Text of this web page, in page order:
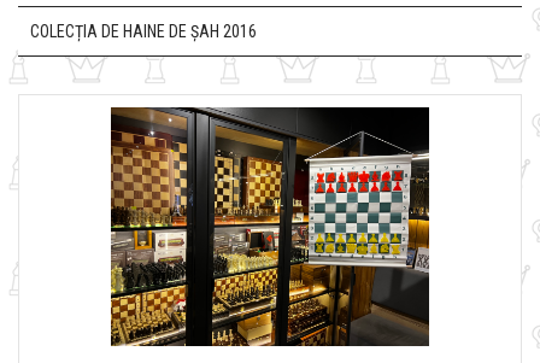
COLECȚIA DE HAINE DE ȘAH 2016